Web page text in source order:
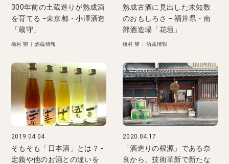
300年前の土蔵造りが熟成酒
を育てる −東京都・小澤酒造
「蔵守」
橋村 望 酒蔵情報
熟成古酒に見出した未知数
のおもしろさ − 福井県・南
部酒造場「花垣」
橋村 望 |酒蔵情報
2019.04.04
そもそも「日本酒」とは？ -
定義や他のお酒との違いを
2020.04.17
「酒造りの根源」である奈
良から、技術革新で新たな